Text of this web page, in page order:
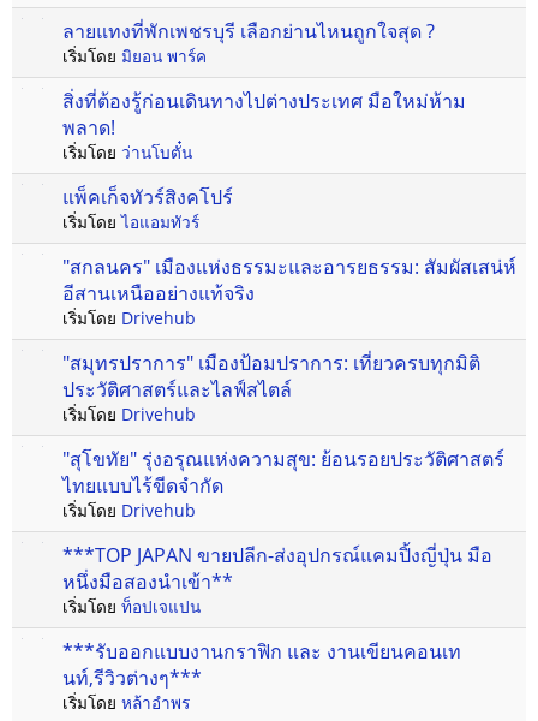
ลายแทงที่พักเพชรบุรี เลือกย่านไหนถูกใจสุด ?
เริ่มโดย มิยอน พาร์ค
สิ่งที่ต้องรู้ก่อนเดินทางไปต่างประเทศ มือใหม่ห้าม
พลาด!
เริ่มโดย ว่านโบตั๋น
แพ็คเก็จทัวร์สิงคโปร์
เริ่มโดยไอแอมทัวร์
"สกลนคร" เมืองแห่งธรรมะและอารยธรรม: สัมผัสเสน่ห์
อีสานเหนืออย่างแท้จริง
เริ่มโดย Drivehub
"สมุทรปราการ" เมืองป้อมปราการ: เที่ยวครบทุกมิติ
ประวัติศาสตร์และไลฟ์สไตล์
เริ่มโดย Drivehub
"สุโขทัย" รุ่งอรุณแห่งความสุข: ย้อนรอยประวัติศาสตร์
ไทยแบบไร้ขีดจำกัด
เริ่มโดย Drivehub
***TOP JAPAN ขายปลีก-ส่งอุปกรณ์แคมปิ้งญี่ปุ่น มือ
หนึ่งมือสองนำเข้า**
เริ่มโดย ท็อปเจแปน
***รับออกแบบงานกราฟิก และ งานเขียนคอนเท
นท์,รีวิวต่างๆ***
เริ่มโดย หล้าอำพร